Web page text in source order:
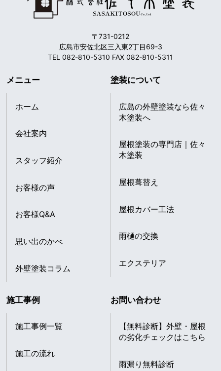
〒731-0212
広島市安佐北区三入東2丁目69-3
TEL 082-810-5310 FAX 082-810-5311
メニュー
ホーム
会社案内
スタッフ紹介
お客様の声
お客様Q&A
思い出のかべ
外壁塗装コラム
塗装について
広島の外壁塗装なら佐々
木塗装へ
屋根塗装の専門店｜佐々
木塗装
屋根葺替え
屋根カバー工法
雨樋の交換
エクステリア
施工事例
施工事例一覧
施工の流れ
お問い合わせ
【無料診断】外壁・屋根
の劣化チェックはこちら
雨漏り無料診断